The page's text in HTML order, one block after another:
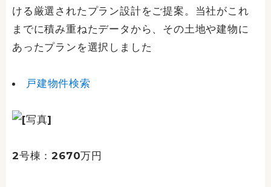
ける厳選されたプラン設計をご提案。当社がこれ
までに積み重ねたデータから、その土地や建物に
あったプランを選択しました
戸建物件検索
2号棟：2670万円